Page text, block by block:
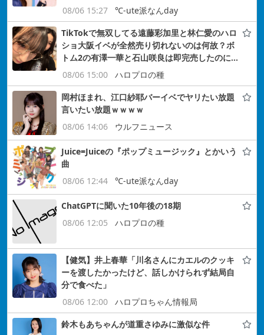
08/06 15:27
℃-ute派なんday
TikTokで無双してる遠藤彩加里と林仁愛のハロ
ショ大阪イベが全然売り切れないのは何故？ボ
トム2の有澤一華と石山咲良は即完売したのに…
08/06 15:00
ハロプロの種
岡村ほまれ、江口紗耶バーイベでヤリたい放題
言いたい放題ｗｗｗｗ
08/06 14:06
ウルフニュース
Juice=Juiceの『ポップミュージック』とかいう
曲
08/06 12:44
℃-ute派なんday
ChatGPTに聞いた10年後の18期
08/06 12:05
ハロプロの種
【健気】井上春華「川名さんにカエルのクッキ
ーを渡したかったけど、話しかけられず結局自
分で食べた」
08/06 12:00
ハロプロちゃん情報局
鈴木もあちゃんが道重さゆみに激似な件